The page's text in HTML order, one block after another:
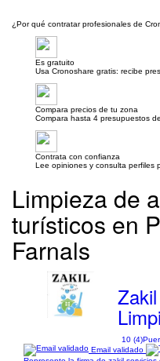
¿Por qué contratar profesionales de
Es gratuito
Usa Cronoshare gratis: recibe
Compara precios de tu zona
Compara hasta 4 presupuestos
Contrata con confianza
Lee opiniones y consulta perfiles
Limpieza de
turísticos en
Farnals
10 (4)
Email validado